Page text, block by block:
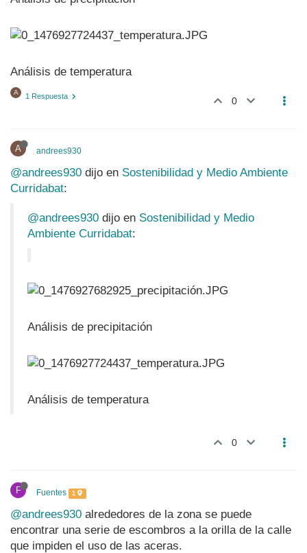
Análisis de temperatura
0
A 1 Respuesta
A andrees930
@andrees930 dijo en Sostenibilidad y Medio Ambiente
Curridabat:
@andrees930 dijo en Sostenibilidad y Medio
Ambiente Curridabat:
Análisis de precipitación
Análisis de temperatura
0
F Fuentes 1
@andrees930 alrededores de la zona se puede
encontrar una serie de escombros a la orilla de la calle
que impiden el uso de las aceras.